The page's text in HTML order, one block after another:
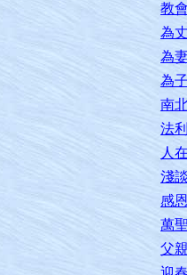
教
為
為
為
南
法
人
淺
感
萬
父